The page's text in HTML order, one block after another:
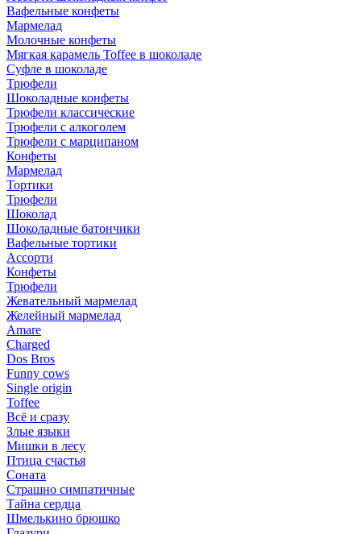
Вафельные конфеты
Мармелад
Молочные конфеты
Мягкая карамель Toffee в шоколаде
Суфле в шоколаде
Трюфели
Шоколадные конфеты
Трюфели классические
Трюфели с алкоголем
Трюфели с марципаном
Конфеты
Мармелад
Тортики
Трюфели
Шоколад
Шоколадные батончики
Вафельные тортики
Ассорти
Конфеты
Трюфели
Жевательный мармелад
Желейный мармелад
Amare
Charged
Dos Bros
Funny cows
Single origin
Toffee
Всё и сразу
Злые языки
Мишки в лесу
Птица счастья
Соната
Страшно симпатичные
Тайна сердца
Шмелькино брюшко